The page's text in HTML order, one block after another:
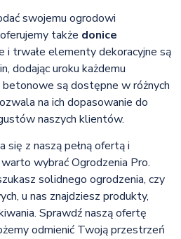
swojemu ogrodowi
także donice
i trwałe elementy dekoracyjne są
dodając uroku każdemu
są dostępne w różnych
na ich dopasowanie do
naszych klientów.
się z naszą pełną ofertą i
wybrać Ogrodzenia Pro.
solidnego ogrodzenia, czy
u nas znajdziesz produkty,
Sprawdź naszą ofertę
odmienić Twoją przestrzeń